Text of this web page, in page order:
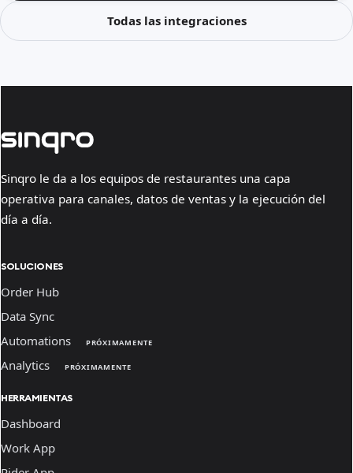
Todas las integraciones
Sinqro le da a los equipos de restaurantes una capa
operativa para canales, datos de ventas y la ejecución del
día a día.
SOLUCIONES
Order Hub
Data Sync
Automations
PRÓXIMAMENTE
Analytics PRÓXIMAMENTE
HERRAMIENTAS
Dashboard
Work App